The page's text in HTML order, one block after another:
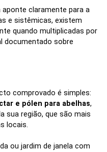
aponte claramente para a
e sistêmicas, existem
quando multiplicadas por
documentado sobre
comprovado é simples:
e pólen para abelhas,
sua região, que são mais
locais.
ou jardim de janela com